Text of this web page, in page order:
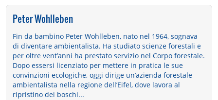
Peter Wohlleben
Fin da bambino Peter Wohlleben, nato nel 1964, sognava
di diventare ambientalista. Ha studiato scienze forestali e
per oltre vent’anni ha prestato servizio nel Corpo forestale.
Dopo essersi licenziato per mettere in pratica le sue
convinzioni ecologiche, oggi dirige un’azienda forestale
ambientalista nella regione dell’Eifel, dove lavora al
ripristino dei boschi...